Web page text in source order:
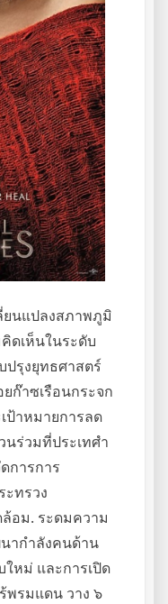
ยนแปลงสภาพภูมิ
ดเห็นในระดับ
ปรุงยุทธศาสตร์
ก๊าซเรือนกระจก
เป้าหมายการลด
นร่วมที่ประเทศำ
การการ
ทรวง
อม. ระดมความ
ากำลังคนด้าน
หม่ และการเปิด
พรมแดน วาง ๖